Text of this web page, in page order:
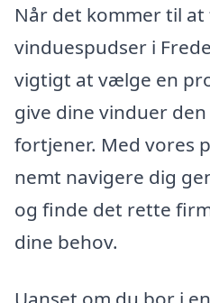
Når det kommer til
vinduespudser i
vigtigt at vælge en
give dine vinduer
fortjener. Med vores
nemt navigere dig
og finde det rette
dine behov.